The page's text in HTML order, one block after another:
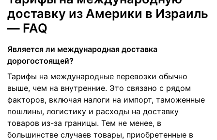
доставку из Америки в Израиль
— FAQ
Является ли международная доставка
дорогостоящей?
Тарифы на международные перевозки обычно
выше, чем на внутренние. Это связано с рядом
факторов, включая налоги на импорт, таможенные
пошлины, логистику и расходы на доставку
товаров из-за границы. Тем не менее, в
большинстве случаев товары, приобретенные в